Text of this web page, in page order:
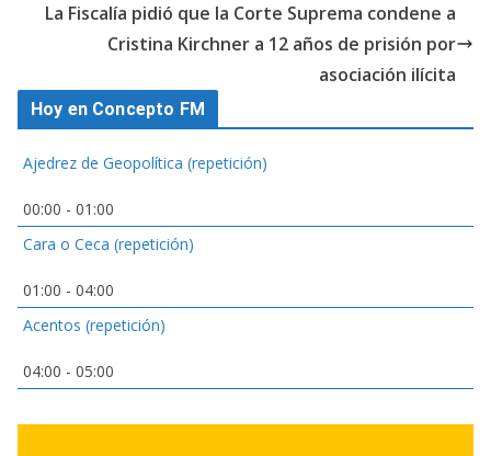
La Fiscalía pidió que la Corte Suprema condene a
Cristina Kirchner a 12 años de prisión por
asociación ilícita
Hoy en Concepto FM
Ajedrez de Geopolítica (repetición)
00:00 - 01:00
Cara o Ceca (repetición)
01:00 - 04:00
Acentos (repetición)
04:00 - 05:00